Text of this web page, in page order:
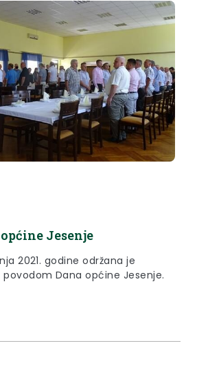
Jesenje
2021. godine održana je
Dana općine Jesenje.